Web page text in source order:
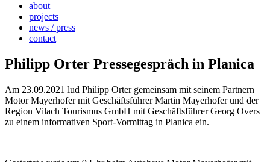
about
projects
news / press
contact
Philipp Orter Pressegespräch in Planica
Am 23.09.2021 lud Philipp Orter gemeinsam mit seinem Partnern
Motor Mayerhofer mit Geschäftsführer Martin Mayerhofer und der
Region Vilach Tourismus GmbH mit Geschäftsführer Georg Overs
zu einem informativen Sport-Vormittag in Planica ein.